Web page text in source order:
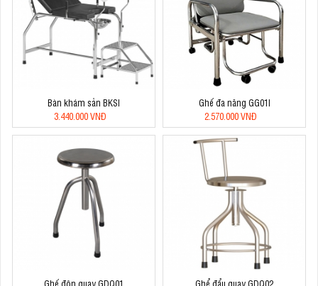
Bàn khám sản BKSI
3.440.000 VNĐ
Ghế đa năng GG01I
2.570.000 VNĐ